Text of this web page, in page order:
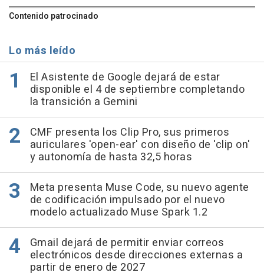
Contenido patrocinado
Lo más leído
El Asistente de Google dejará de estar
disponible el 4 de septiembre completando
la transición a Gemini
CMF presenta los Clip Pro, sus primeros
auriculares 'open-ear' con diseño de 'clip on'
y autonomía de hasta 32,5 horas
Meta presenta Muse Code, su nuevo agente
de codificación impulsado por el nuevo
modelo actualizado Muse Spark 1.2
Gmail dejará de permitir enviar correos
electrónicos desde direcciones externas a
partir de enero de 2027